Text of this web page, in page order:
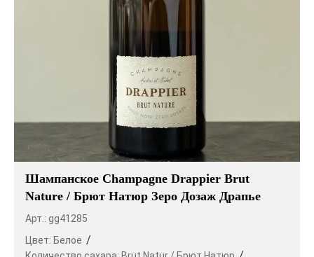
Шампанское Champagne Drappier Brut
Nature / Брют Натюр Зеро Дозаж Драпье
Арт.: gg41285
Цвет: Белое